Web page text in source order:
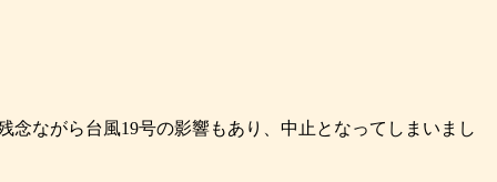
念ながら台風19号の影響もあり、中止となってしまいまし